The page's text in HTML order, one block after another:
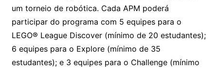
um torneio de robótica. Cada APM poderá
participar do programa com 5 equipes para o
LEGO® League Discover (mínimo de 20 estudantes);
6 equipes para o Explore (mínimo de 35
estudantes); e 3 equipes para o Challenge (mínimo